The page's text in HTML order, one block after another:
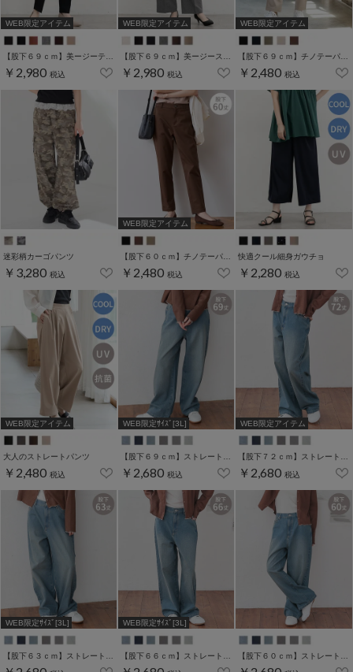
WEB限定アイテム
【股下６９ｃｍ】美ージーテーパード(股下60/63/66/69cm展開)
￥2,980 税込
WEB限定アイテム
【股下６９ｃｍ】美ージーストレート(股下63/66/69cm展開)
￥2,980 税込
WEB限定アイテム
【股下６９ｃｍ】チノテーパード(股下60/63/66/69cm展開)
￥2,480 税込
迷彩柄カーゴパンツ
￥3,280 税込
WEB限定アイテム
￥2,480 税込
快適クール細身ガウチョ
￥2,280 税込
WEB限定アイテム
大人のストレートパンツ
￥2,480 税込
WEB限定ｻｲｽﾞ[3L]
￥2,680 税込
WEB限定アイテム
￥2,680 税込
WEB限定ｻｲｽﾞ[3L] WEB限定ｻｲｽﾞ[3L]